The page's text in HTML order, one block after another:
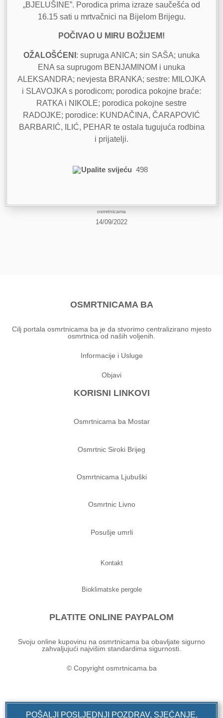
„BJELUŠINE”. Porodica prima izraze saučešća od
16.15 sati u mrtvačnici na Bijelom Brijegu.
POČIVAO U MIRU BOŽIJEM!
OŽALOŠĆENI : supruga ANICA; sin SAŠA; unuka
ENA sa suprugom BENJAMINOM i unuka
ALEKSANDRA; nevjesta BRANKA; sestre: MILOJKA
i SLAVOJKA s porodicom; porodica pokojne braće:
RATKA i NIKOLE; porodica pokojne sestre
RADOJKE; porodice: KUNDAČINA, ČARAPOVIĆ
BARBARIĆ, ILIĆ, PEHAR te ostala tugujuća rodbina
i prijatelji.
Upalite svijeću 498
osmrtnicama
14/09/2022
POŠALJI POSLJEDNJI POZDRAV, SJEĆANJE,
OSMRTNICAMA BA
Cilj portala osmrtnicama ba je da stvorimo centralizirano mjesto
osmrtnica od naših voljenih.
Informacije i Usluge
Objavi
KORISNI LINKOVI
Osmrtnicama ba Mostar
Osmrtnic Siroki Brijeg
Osmrtnicama Ljubuški
Osmrtnic Livno
Posušje umrli
Kontakt
Bioklimatske pergole
PLATITE ONLINE PAYPALOM
Svoju online kupovinu na osmrtnicama ba obavljate sigurno
zahvaljujući najvišim standardima sigurnosti.
© Copyright osmrtnicama.ba